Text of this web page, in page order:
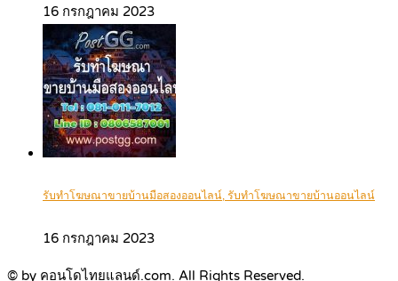
16 กรกฎาคม 2023
รับทำโฆษณาขายบ้านมือสองออนไลน์, รับทำโฆษณาขายบ้านออนไลน์
16 กรกฎาคม 2023
© by คอนโดไทยแลนด์.com. All Rights Reserved.